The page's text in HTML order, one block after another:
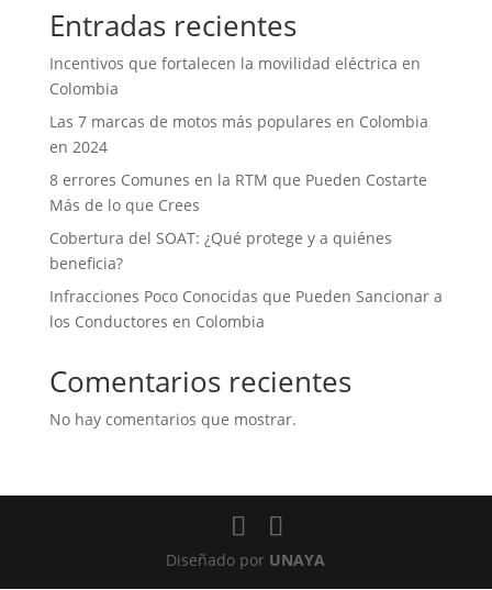
Entradas recientes
Incentivos que fortalecen la movilidad eléctrica en
Colombia
Las 7 marcas de motos más populares en Colombia
en 2024
8 errores Comunes en la RTM que Pueden Costarte
Más de lo que Crees
Cobertura del SOAT: ¿Qué protege y a quiénes
beneficia?
Infracciones Poco Conocidas que Pueden Sancionar a
los Conductores en Colombia
Comentarios recientes
No hay comentarios que mostrar.
Diseñado por UNAYA